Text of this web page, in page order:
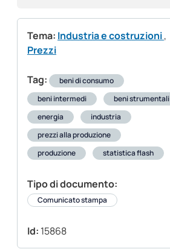
Tema: Industria e costruzioni,
Prezzi
Tag:
beni di consumo
beni intermedi
beni strumentali
energia
industria
prezzi alla produzione
produzione
statistica flash
Tipo di documento:
Comunicato stampa
Id: 15868